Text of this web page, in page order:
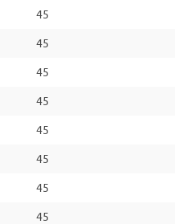
45
45
45
45
45
45
45
45